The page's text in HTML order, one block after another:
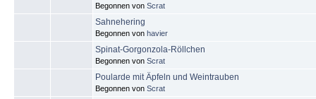
Begonnen von Scrat
Sahnehering
Begonnen von havier
Spinat-Gorgonzola-Röllchen
Begonnen von Scrat
Poularde mit Äpfeln und Weintrauben
Begonnen von Scrat